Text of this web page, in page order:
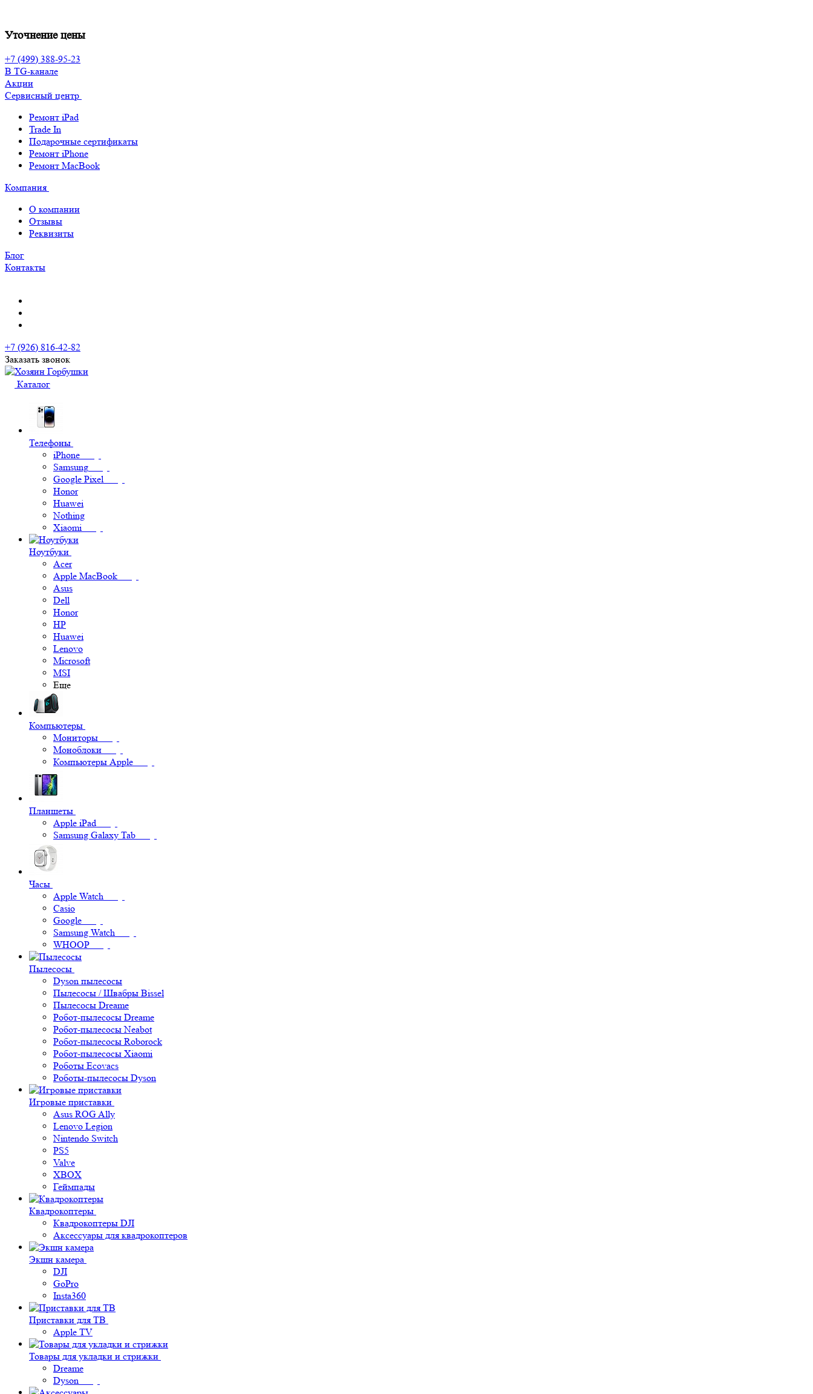
Уточнение цены
+7 (499) 388-95-23
В TG-канале
Акции
Сервисный центр
Ремонт iPad
Trade In
Подарочные сертификаты
Ремонт iPhone
Ремонт MacBook
Компания
О компании
Отзывы
Реквизиты
Блог
Контакты
+7 (926) 816-42-82
Заказать звонок
Каталог
Телефоны
iPhone
Samsung
Google Pixel
Honor
Huawei
Nothing
Xiaomi
Ноутбуки
Acer
Apple MacBook
Asus
Dell
Honor
HP
Huawei
Lenovo
Microsoft
MSI
Еще
Компьютеры
Мониторы
Моноблоки
Компьютеры Apple
Планшеты
Apple iPad
Samsung Galaxy Tab
Часы
Apple Watch
Casio
Google
Samsung Watch
WHOOP
Пылесосы
Dyson пылесосы
Пылесосы / Швабры Bissel
Пылесосы Dreame
Робот-пылесосы Dreame
Робот-пылесосы Neabot
Робот-пылесосы Roborock
Робот-пылесосы Xiaomi
Роботы Ecovacs
Роботы-пылесосы Dyson
Игровые приставки
Asus ROG Ally
Lenovo Legion
Nintendo Switch
PS5
Valve
XBOX
Геймпады
Квадрокоптеры
Квадрокоптеры DJI
Аксессуары для квадрокоптеров
Экшн камера
DJI
GoPro
Insta360
Приставки для ТВ
Apple TV
Товары для укладки и стрижки
Dreame
Dyson